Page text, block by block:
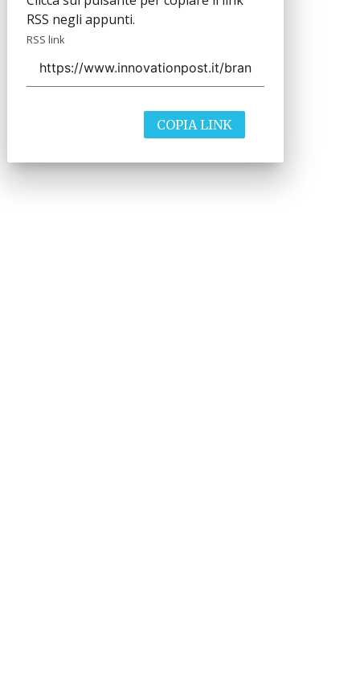
RSS negli appunti.
RSS link
COPIA LINK